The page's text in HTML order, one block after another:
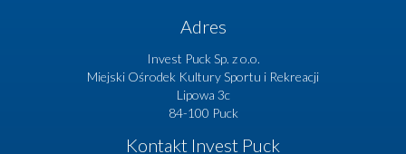
Adres
Invest Puck Sp. z o.o.
Miejski Ośrodek Kultury Sportu i Rekreacji
Lipowa 3c
84-100 Puck
Kontakt Invest Puck